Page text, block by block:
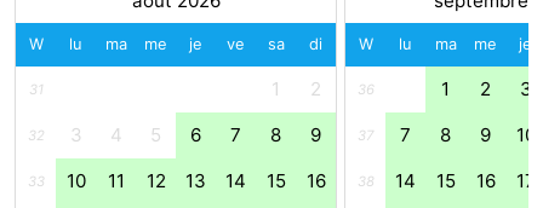
du
vélo
Randonnée
Équitation
Manèges
Terrains
W lu ma me je ve sa di
31 1 2
32 3 4 5 6 7 8 9
33 10 11 12 13 14 15 16
W lu ma me je
36 1 2 3
37 7 8 9 10
38 14 15 16 17